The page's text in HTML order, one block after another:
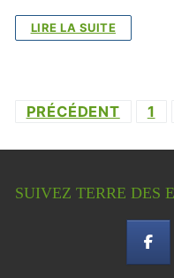
LIRE LA SUITE
Pagination
publications
PRÉCÉDENT 1
SUIVEZ TERRE DES